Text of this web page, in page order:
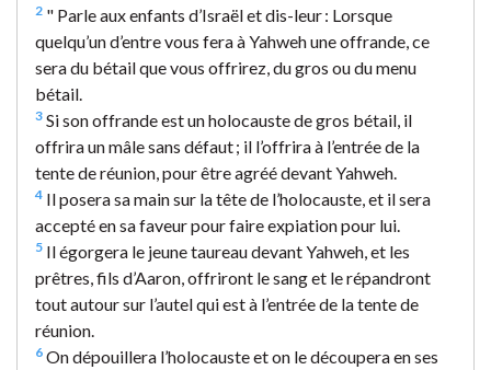
2 " Parle aux enfants d’Israël et dis-leur : Lorsque
quelqu’un d’entre vous fera à Yahweh une offrande, ce
sera du bétail que vous offrirez, du gros ou du menu
bétail.
3 Si son offrande est un holocauste de gros bétail, il
offrira un mâle sans défaut ; il l’offrira à l’entrée de la
tente de réunion, pour être agréé devant Yahweh.
4 Il posera sa main sur la tête de l’holocauste, et il sera
accepté en sa faveur pour faire expiation pour lui.
5 Il égorgera le jeune taureau devant Yahweh, et les
prêtres, fils d’Aaron, offriront le sang et le répandront
tout autour sur l’autel qui est à l’entrée de la tente de
réunion.
6 On dépouillera l’holocauste et on le découpera en ses